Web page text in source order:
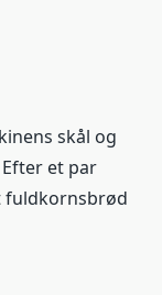
skål og
et par
fuldkornsbrød